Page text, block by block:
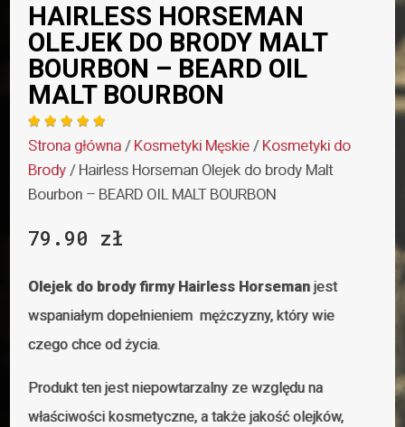
HAIRLESS HORSEMAN
OLEJEK DO BRODY MALT
BOURBON – BEARD OIL
MALT BOURBON
    
Strona główna / Kosmetyki Męskie / Kosmetyki do
Brody / Hairless Horseman Olejek do brody Malt
Bourbon – BEARD OIL MALT BOURBON
79.90 zł
Olejek do brody firmy Hairless Horsemanjest
wspaniałym dopełnieniem mężczyzny, który wie
czego chce od życia.
Produkt ten jest niepowtarzalny ze względu na
właściwości kosmetyczne, a także jakość olejków,